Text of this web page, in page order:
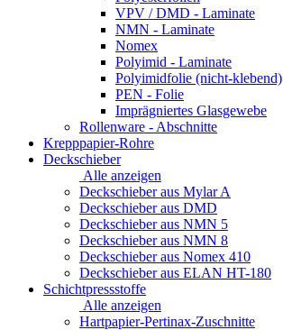
VPV / DMD - Laminate
NMN - Laminate
Nomex
Polyimid - Laminate
Polyimidfolie (nicht-klebend)
PEN - Folie
Imprägniertes Glasgewebe
Rollenware - Abschnitte
Krepppapier-Rohre
Deckschieber
Alle anzeigen
Deckschieber aus Mylar A
Deckschieber aus DMD
Deckschieber aus NMN 5
Deckschieber aus NMN 8
Deckschieber aus Nomex 410
Deckschieber aus ELAN HT-180
Schichtpressstoffe
Alle anzeigen
Hartpapier-Pertinax-Zuschnitte